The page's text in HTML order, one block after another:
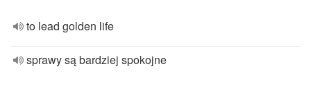
to lead golden life
sprawy są bardziej spokojne